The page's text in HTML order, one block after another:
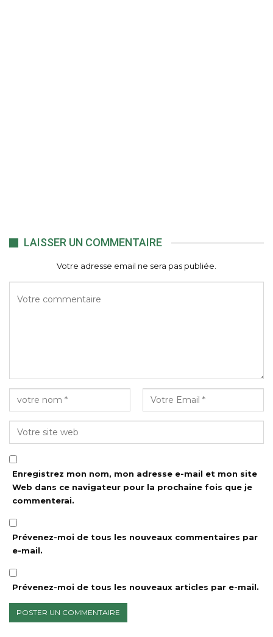
LAISSER UN COMMENTAIRE
Votre adresse email ne sera pas publiée.
Enregistrez mon nom, mon adresse e-mail et mon site
Web dans ce navigateur pour la prochaine fois que je
commenterai.
Prévenez-moi de tous les nouveaux commentaires par
e-mail.
Prévenez-moi de tous les nouveaux articles par e-mail.